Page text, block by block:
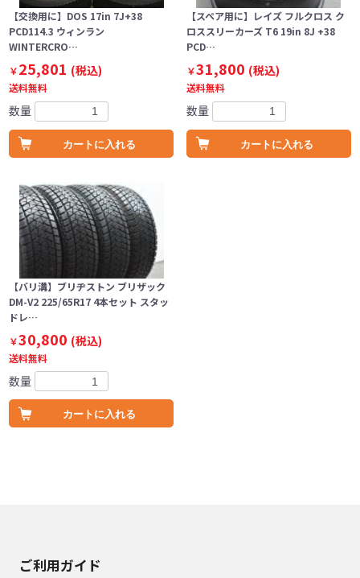
【交換用に】DOS 17in 7J+38
PCD114.3 ウィンラン
WINTERCRO…
￥25,801 (税込)
送料無料
数量
カートに入れる
【スペア用に】レイズ フルクロス ク
ロススリーカーズ T6 19in 8J +38
PCD…
￥31,800 (税込)
送料無料
数量
カートに入れる
【バリ溝】ブリヂストン ブリザック
DM-V2 225/65R17 4本セット スタッ
ドレ…
￥30,800 (税込)
送料無料
数量
カートに入れる
ご利用ガイド